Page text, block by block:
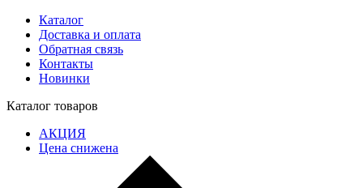
Каталог
Доставка и оплата
Обратная связь
Контакты
Новинки
Каталог товаров
АКЦИЯ
Цена снижена